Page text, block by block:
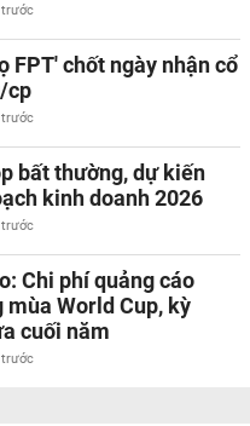
trước
FPT' chốt ngày nhận cổ
cp
trước
bất thường, dự kiến
kinh doanh 2026
trước
Chi phí quảng cáo
World Cup, kỳ
cuối năm
trước